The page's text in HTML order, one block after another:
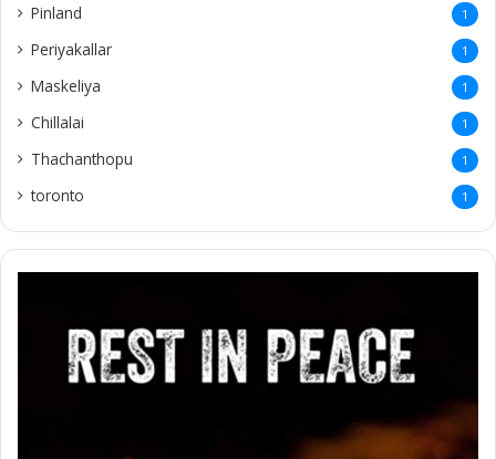
Pinland 1
Periyakallar 1
Maskeliya 1
Chillalai 1
Thachanthopu 1
toronto 1